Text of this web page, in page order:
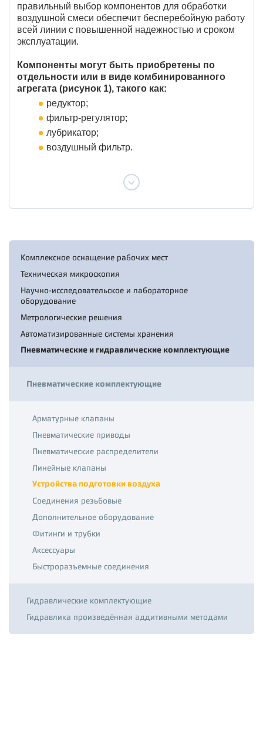
правильный выбор компонентов для обработки
воздушной смеси обеспечит бесперебойную работу
всей линии с повышенной надежностью и сроком
эксплуатации.
Компоненты могут быть приобретены по
отдельности или в виде комбинированного
агрегата (рисунок 1), такого как:
редуктор;
фильтр-регулятор;
лубрикатор;
воздушный фильтр.
Комплексное оснащение рабочих мест
Техническая микроскопия
Научно-исследовательское и лабораторное
оборудование
Метрологические решения
Автоматизированные системы хранения
Пневматические и гидравлические комплектующие
Пневматические комплектующие
Арматурные клапаны
Пневматические приводы
Пневматические распределители
Линейные клапаны
Устройства подготовки воздуха
Соединения резьбовые
Дополнительное оборудование
Фитинги и трубки
Аксессуары
Быстроразъемные соединения
Гидравлические комплектующие
Гидравлика произведённая аддитивными методами